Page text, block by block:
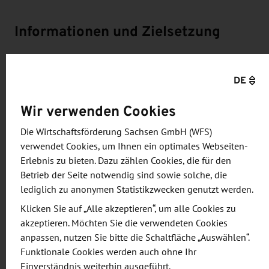
Informationen und Zielsetzung
Veranstaltungsreihe mit dem Partnerland Sachsen,
GmbH (WFS) vom 03. - 06. April 2023 ein
Wirtschaftsprogramm für sächsische KMUs in
Estlands Hauptstadt.
Estland ist nicht nur Spitzenreiter beim E-
Government und bietet sich als Partner für
Testzwecke in und mit der IT-Wirtschaft an,
sondern bietet auch Anknüpfungspunkte für das
autonome Fahren. Allein die Stadt Tallinn kann in
den Themenfeldern Biodiversität, Klimawandel,
DE
Wir verwenden Cookies
Die Wirtschaftsförderung Sachsen GmbH (WFS)
verwendet Cookies, um Ihnen ein optimales Webseiten-
Erlebnis zu bieten. Dazu zählen Cookies, die für den
Betrieb der Seite notwendig sind sowie solche, die
lediglich zu anonymen Statistikzwecken genutzt werden.
Klicken Sie auf „Alle akzeptieren“, um alle Cookies zu
akzeptieren. Möchten Sie die verwendeten Cookies
anpassen, nutzen Sie bitte die Schaltfläche „Auswählen“.
Funktionale Cookies werden auch ohne Ihr
Einverständnis weiterhin ausgeführt.